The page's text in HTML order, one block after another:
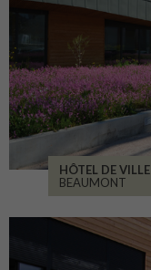
HÔTEL DE VILLE
BEAUMONT